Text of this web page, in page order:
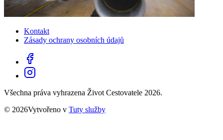
Kontakt
Zásady ochrany osobních údajů
Všechna práva vyhrazena Život Cestovatele 2026.
© 2026Vytvořeno v Tuty služby